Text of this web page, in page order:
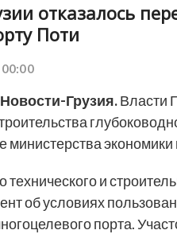
отказалось
Поти
00:00
Грузия.Власти
экономики
технического и
об условиях
порта.